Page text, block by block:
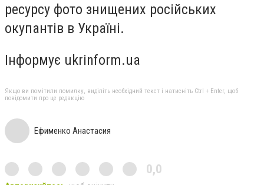
ресурсу фото знищених російських
окупантів в Україні.
Інформує ukrinform.ua
Якщо ви помітили помилку, виділіть необхідний текст і натисніть Ctrl + Enter, щоб
повідомити про це редакцію
Ефименко Анастасия
0,0